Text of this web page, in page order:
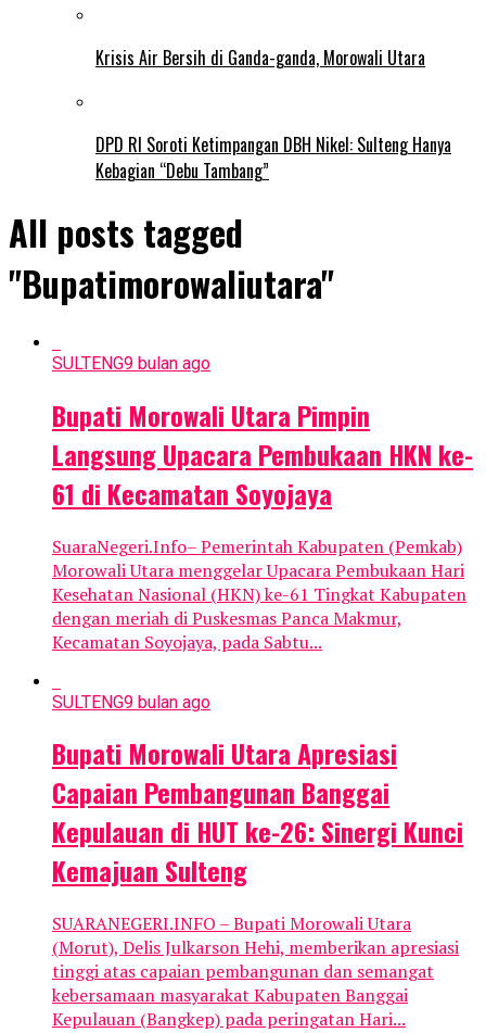
Krisis Air Bersih di Ganda-ganda, Morowali Utara
DPD RI Soroti Ketimpangan DBH Nikel: Sulteng Hanya
Kebagian “Debu Tambang”
All posts tagged
"Bupatimorowaliutara"
SULTENG9 bulan ago
Bupati Morowali Utara Pimpin
Langsung Upacara Pembukaan HKN ke-
61 di Kecamatan Soyojaya
SuaraNegeri.Info– Pemerintah Kabupaten (Pemkab)
Morowali Utara menggelar Upacara Pembukaan Hari
Kesehatan Nasional (HKN) ke-61 Tingkat Kabupaten
dengan meriah di Puskesmas Panca Makmur,
Kecamatan Soyojaya, pada Sabtu...
SULTENG9 bulan ago
Bupati Morowali Utara Apresiasi
Capaian Pembangunan Banggai
Kepulauan di HUT ke-26: Sinergi Kunci
Kemajuan Sulteng
SUARANEGERI.INFO – Bupati Morowali Utara
(Morut), Delis Julkarson Hehi, memberikan apresiasi
tinggi atas capaian pembangunan dan semangat
kebersamaan masyarakat Kabupaten Banggai
Kepulauan (Bangkep) pada peringatan Hari...